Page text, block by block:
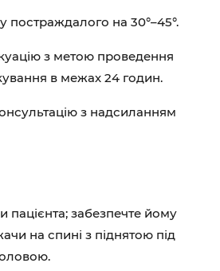
постраждалого на 30°–45°.
з метою проведення
в межах 24 годин.
з надсиланням
пацієнта; забезпечте йому
на спині з піднятою під